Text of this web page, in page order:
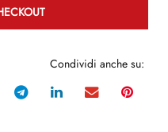
Condividi anche su: